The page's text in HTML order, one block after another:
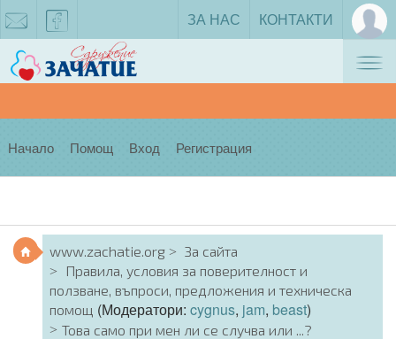
facebook
ЗА НАС КОНТАКТИ
Начало Помощ Вход Регистрация
www.zachatie.org
За сайта
Правила, условия за поверителност и
ползване, въпроси, предложения и техническа
помощ (Модератори: cygnus, jam, beast)
Това само при мен ли се случва или ...?